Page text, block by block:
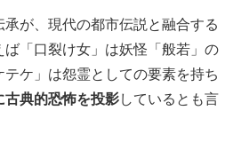
承が、現代の都市伝説と融合する
ば「口裂け女」は妖怪「般若」の
ケ」は怨霊としての要素を持ち
古典的恐怖を投影しているとも言